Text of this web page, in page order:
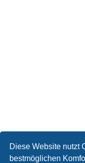
Diese Website nutzt
bestmöglichen